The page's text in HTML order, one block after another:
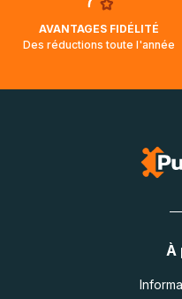
AVANTAGES FIDÉLITÉ
Des réductions toute l'année
À